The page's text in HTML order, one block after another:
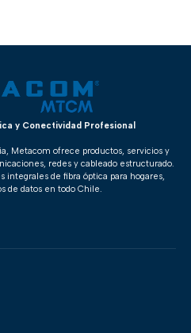
y Conectividad Profesional
Metacom ofrece productos, servicios y
redes y cableado estructurado.
integrales de fibra óptica para hogares,
de datos en todo Chile.